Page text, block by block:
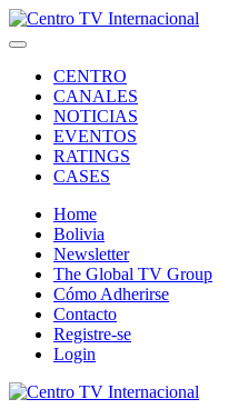
CENTRO
CANALES
NOTICIAS
EVENTOS
RATINGS
CASES
Home
Bolivia
Newsletter
The Global TV Group
Cómo Adherirse
Contacto
Registre-se
Login